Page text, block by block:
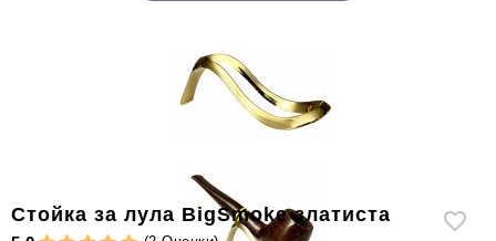
Други
аксесоари
Стойка за лула BigSmoke златиста